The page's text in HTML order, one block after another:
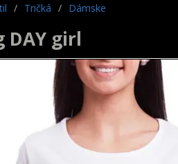
/ Tričká / Dámske
DAY girl